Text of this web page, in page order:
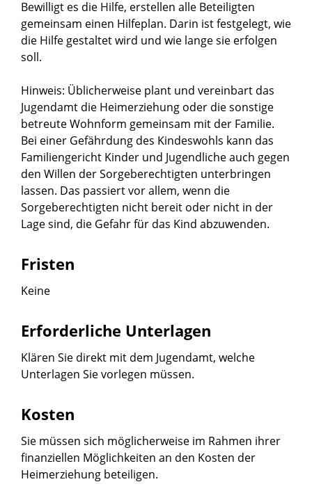
Bewilligt es die Hilfe, erstellen alle Beteiligten
gemeinsam einen Hilfeplan. Darin ist festgelegt, wie
die Hilfe gestaltet wird und wie lange sie erfolgen
soll.
Hinweis: Üblicherweise plant und vereinbart das
Jugendamt die Heimerziehung oder die sonstige
betreute Wohnform gemeinsam mit der Familie.
Bei einer Gefährdung des Kindeswohls kann das
Familiengericht Kinder und Jugendliche auch gegen
den Willen der Sorgeberechtigten unterbringen
lassen. Das passiert vor allem, wenn die
Sorgeberechtigten nicht bereit oder nicht in der
Lage sind, die Gefahr für das Kind abzuwenden.
Fristen
Keine
Erforderliche Unterlagen
Klären Sie direkt mit dem Jugendamt, welche
Unterlagen Sie vorlegen müssen.
Kosten
Sie müssen sich möglicherweise im Rahmen ihrer
finanziellen Möglichkeiten an den Kosten der
Heimerziehung beteiligen.